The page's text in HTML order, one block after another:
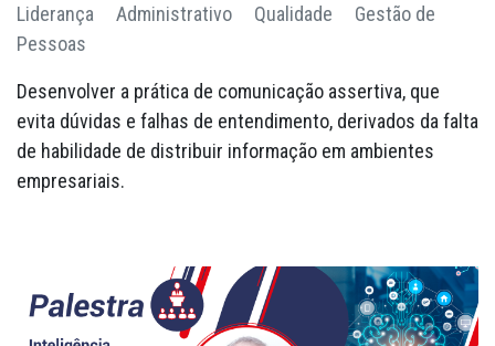
Liderança Administrativo Qualidade
Gestão de
Pessoas
Desenvolver a prática de comunicação assertiva, que
evita dúvidas e falhas de entendimento, derivados da falta
de habilidade de distribuir informação em ambientes
empresariais.